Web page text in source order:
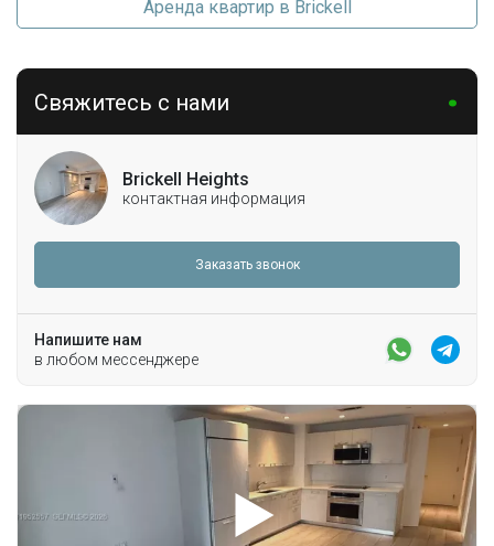
Аренда квартир в Brickell
Свяжитесь с нами
Brickell Heights
контактная информация
Заказать звонок
Напишите нам
в любом мессенджере